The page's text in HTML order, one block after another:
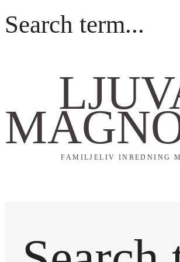
FAMILJELIV INREDNING